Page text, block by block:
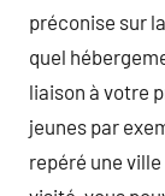
préconise sur
quel
liaison à votre
jeunes par
repéré une ville